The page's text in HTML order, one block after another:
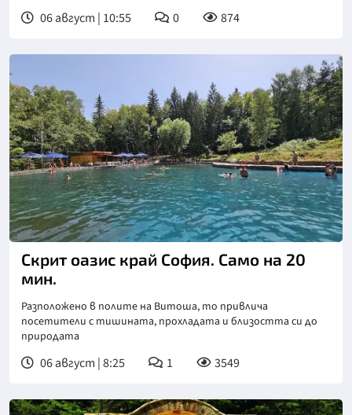
06 август | 10:55 0 874
Скрит оазис край София. Само на 20
мин.
Разположено в полите на Витоша, то привлича
посетители с тишината, прохладата и близостта си до
природата
06 август | 8:25 1 3549